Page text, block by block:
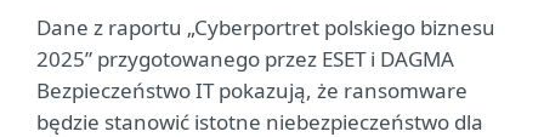
Dane z raportu „Cyberportret polskiego biznesu
2025” przygotowanego przez ESET i DAGMA
Bezpieczeństwo IT pokazują, że ransomware
będzie stanowić istotne niebezpieczeństwo dla